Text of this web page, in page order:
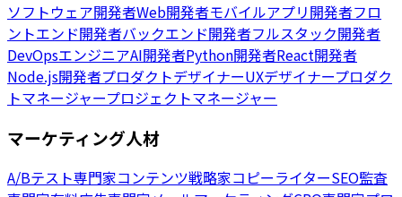
ソフトウェア開発者Web開発者モバイルアプリ開発者フロ
ントエンド開発者バックエンド開発者フルスタック開発者
DevOpsエンジニアAI開発者Python開発者React開発者
Node.js開発者プロダクトデザイナーUXデザイナープロダク
トマネージャープロジェクトマネージャー
マーケティング人材
A/Bテスト専門家コンテンツ戦略家コピーライターSEO監査